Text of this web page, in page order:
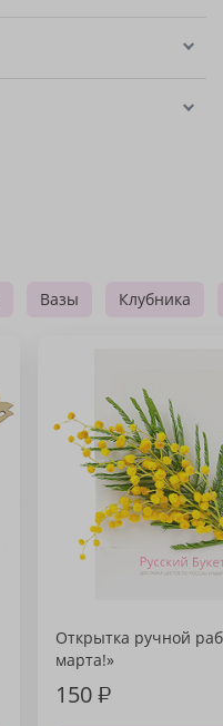
Вазы Клубника
Открытка ручной
марта!»
150₽